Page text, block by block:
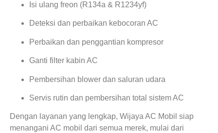
Isi ulang freon (R134a & R1234yf)
Deteksi dan perbaikan kebocoran AC
Perbaikan dan penggantian kompresor
Ganti filter kabin AC
Pembersihan blower dan saluran udara
Servis rutin dan pembersihan total sistem AC
Dengan layanan yang lengkap, Wijaya AC Mobil siap
menangani AC mobil dari semua merek, mulai dari